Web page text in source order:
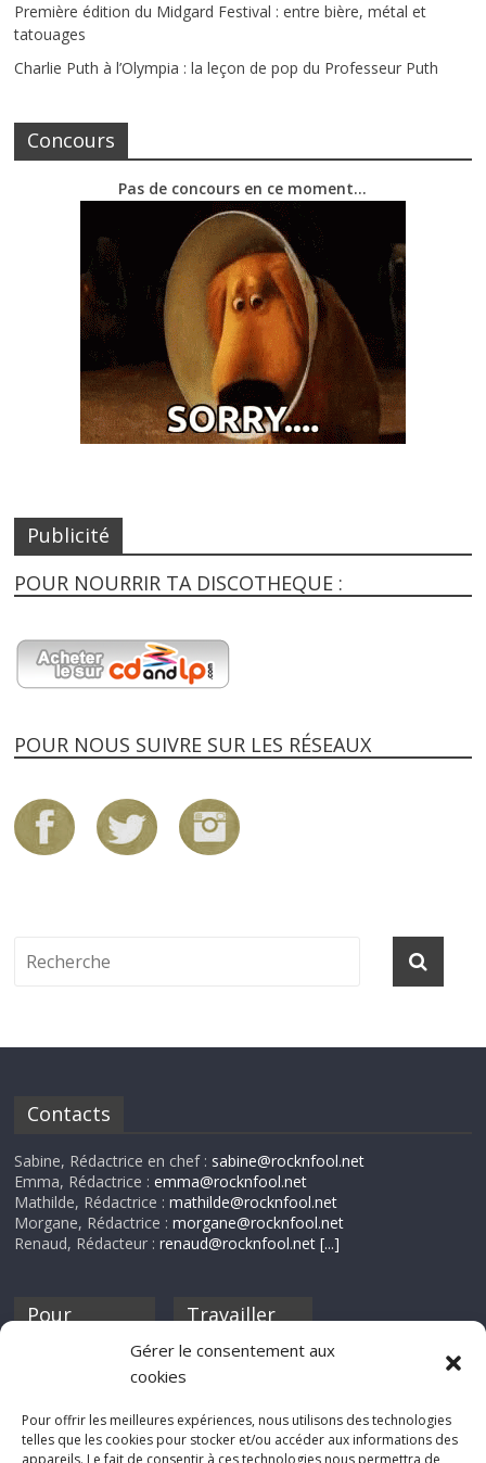
Gérer le consentement aux
cookies
Pour offrir les meilleures expériences, nous utilisons des technologies
telles que les cookies pour stocker et/ou accéder aux informations des
appareils. Le fait de consentir à ces technologies nous permettra de
Première édition du Midgard Festival : entre bière, métal et
tatouages
Charlie Puth à l’Olympia : la leçon de pop du Professeur Puth
Concours
Pas de concours en ce moment…
Publicité
POUR NOURRIR TA DISCOTHEQUE :
POUR NOUS SUIVRE SUR LES RÉSEAUX
Contacts
Sabine, Rédactrice en chef : sabine@rocknfool.net
Emma, Rédactrice :emma@rocknfool.net
Mathilde, Rédactrice :mathilde@rocknfool.net
Morgane, Rédactrice :morgane@rocknfool.net
Renaud, Rédacteur :renaud@rocknfool.net [...]
Pour
discothèque
Travailler
Si tu souhaites
Rocknfool, n'hésite
pas à nous envoyer